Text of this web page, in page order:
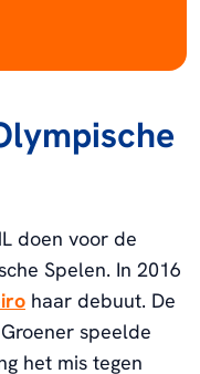
doen voor de
Spelen. In 2016
haar debuut. De
speelde
het mis tegen